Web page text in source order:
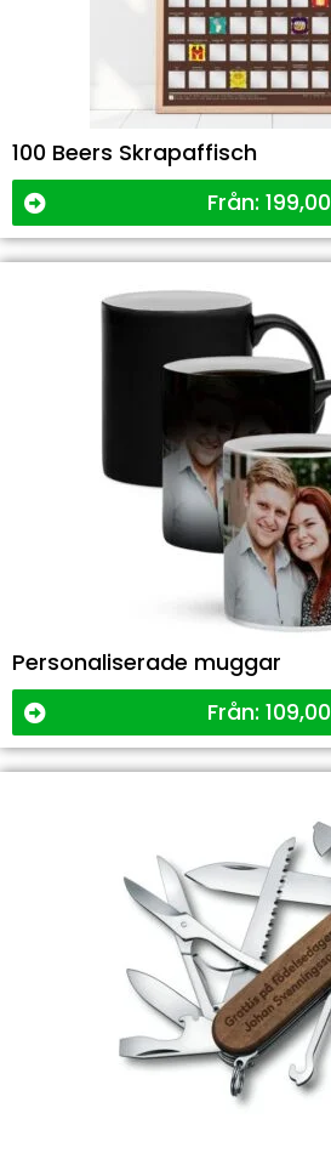
100 Beers Skrapaffisch
Från: 199,00
Personaliserade muggar
Från: 109,00